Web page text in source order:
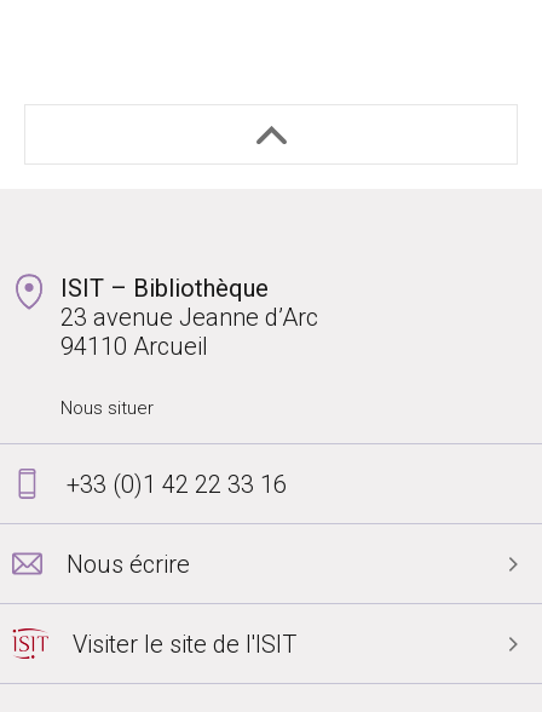
ISIT – Bibliothèque
23 avenue Jeanne d’Arc
94110 Arcueil
Nous situer
+33 (0)1 42 22 33 16
Nous écrire
Visiter le site de l'ISIT